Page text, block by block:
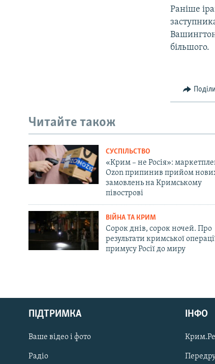
Русский
Qırımtatar
ДОЛУЧАЙСЯ!
Раніше
Вашингтон
більшого.
Читайте також
СУСПІЛЬСТВО
«Крим – не Росія»:
Ozon припинив прийом
замовлень на Кримському
півострові
ВІЙНА ТА КРИМ
Сорок днів, сорок ночей. Про
результати кримської
примусу Росії до миру
ПІДТРИМКА
Ваше відео і фото
Радіо
ІНФО